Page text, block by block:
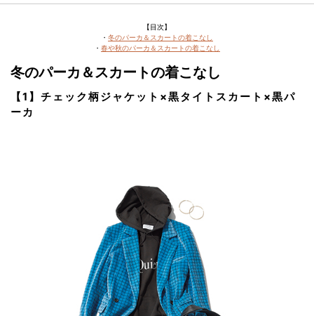
【目次】
・ 冬のパーカ＆スカートの着こなし
・ 春や秋のパーカ＆スカートの着こなし
冬のパーカ＆スカートの着こなし
【1】チェック柄ジャケット×黒タイトスカート×黒パ
ーカ